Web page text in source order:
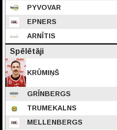
PYVOVAR
EPNERS
ARNĪTIS
Spēlētāji
KRŪMIŅŠ
GRĪNBERGS
TRUMEKALNS
MELLENBERGS